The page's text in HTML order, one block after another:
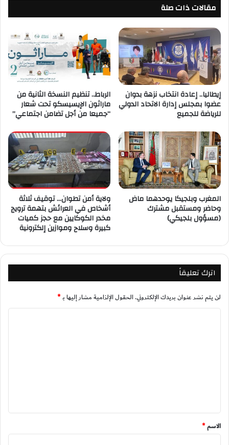
مقالات ذات صلة
إيطاليا.. إعادة انتخاب نزهة بدوان
عضوا بمجلس إدارة الاتحاد الدولي
للرياضة للجميع
الرباط.. تنظيم النسخة الثانية من
ماراثون الإيسيسكو تحت شعار
“جميعا من أجل تضامن اجتماعي”
المغرب وبلجيكا يوحدهما ماض
وحاضر ومستقبل مشترك
(مسؤول بلجيكي)
ولاية أمن تطوان… توقيف ثلاثة
أشخاص في العرائش بتهمة ترويج
مخدر الكوكايين مع حجز كميات
كبيرة وسلاح وموازين إلكترونية
اترك تعليقاً
لن يتم نشر عنوان بريدك الإلكتروني.الحقول الإلزامية مشار إليها بـ*
*
الاسم*